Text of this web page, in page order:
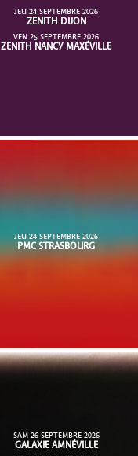
JEU 24 SEPTEMBRE 2026
ZENITH DIJON
VEN 25 SEPTEMBRE 2026
ZENITH NANCY MAXÉVILLE
JEU 24 SEPTEMBRE 2026
PMC STRASBOURG
SAM 26 SEPTEMBRE 2026
GALAXIE AMNÉVILLE